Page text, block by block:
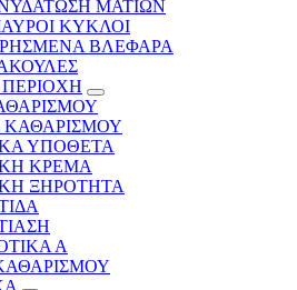
ΜΑΤΙΩΝ
ΚΥΚΛΟΙ
ΒΛΕΦΑΡΑ
ΚΑΘΑΡΙΣΜΟΥ
ΥΠΟΘΕΤΑ
ΚΡΕΜΑ
ΞΗΡΟΤΗΤΑ
Α